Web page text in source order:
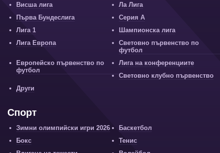
Висша лига
Ла Лига
Първа Бундеслига
Серия А
Лига 1
Шампионска лига
Лига Европа
Световно първенство по
футбол
Европейско първенство по
футбол
Лига на конференциите
Световно клубно първенство
Други
Спорт
Зимни олимпийски игри 2026
Баскетбол
Бокс
Тенис